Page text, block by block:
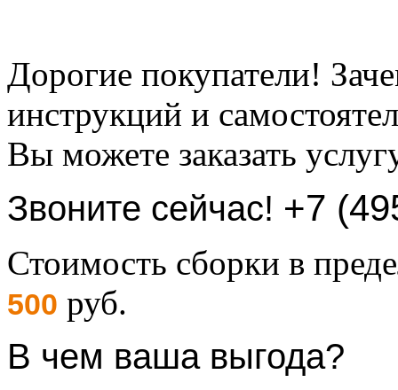
Дорогие покупатели!
инструкций и
Вы можете заказать
Звоните сейчас! +7
Стоимость сборки в
500 руб.
В чем ваша выгода?